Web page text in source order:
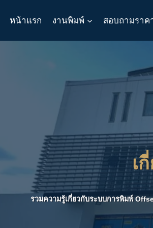
หน้าแรก งานพิมพ์ สอบถามราค
เ
รวมความรู้เกี่ยวกับระบบการพิมพ์